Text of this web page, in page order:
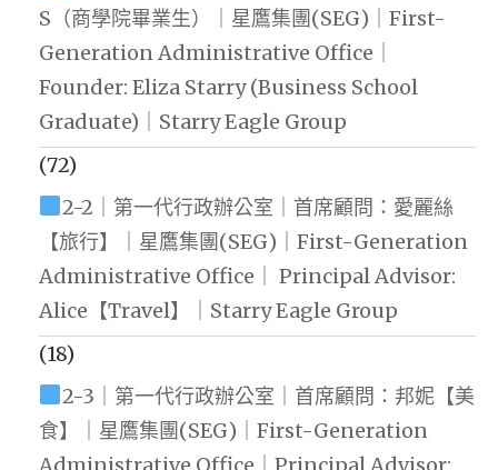
S（商學院畢業生）｜星鷹集團(SEG)｜First-
Generation Administrative Office｜
Founder: Eliza Starry (Business School
Graduate)｜Starry Eagle Group
(72)
2-2｜第一代行政辦公室｜首席顧問：愛麗絲
【旅行】｜星鷹集團(SEG)｜First-Generation
Administrative Office｜ Principal Advisor:
Alice【Travel】｜Starry Eagle Group
(18)
2-3｜第一代行政辦公室｜首席顧問：邦妮【美
食】｜星鷹集團(SEG)｜First-Generation
Administrative Office｜Principal Advisor: